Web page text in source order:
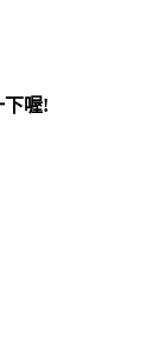
下喔!